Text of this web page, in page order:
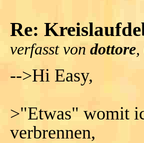
Re:
verfasst von dottore
-->Hi Easy,
>"Etwas" womit
verbrennen,